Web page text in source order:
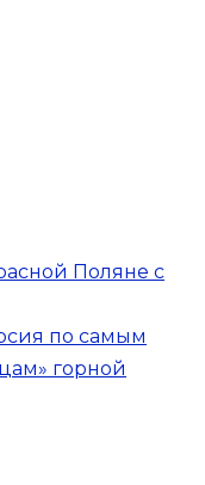
Поляне с
по самым
горной